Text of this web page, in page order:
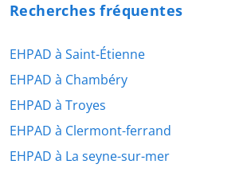
Recherches fréquentes
EHPAD à Saint-Étienne
EHPAD à Chambéry
EHPAD à Troyes
EHPAD à Clermont-ferrand
EHPAD à La seyne-sur-mer